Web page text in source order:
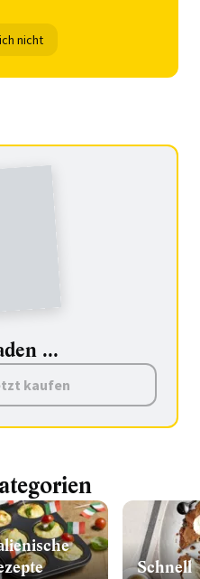
nicht
...
kaufen
Schnell